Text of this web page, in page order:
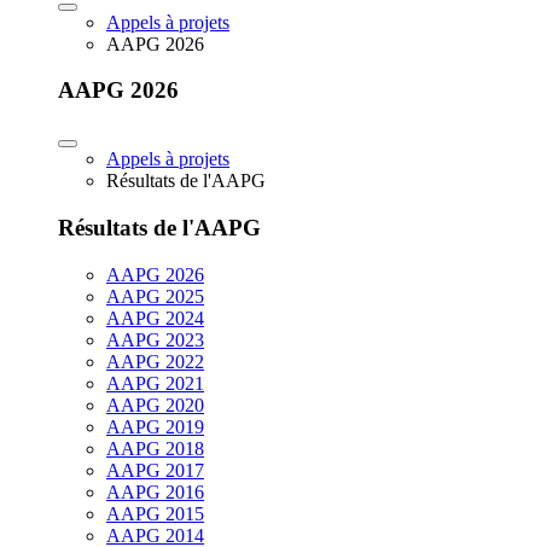
Appels à projets
AAPG 2026
AAPG 2026
Appels à projets
Résultats de l'AAPG
Résultats de l'AAPG
AAPG 2026
AAPG 2025
AAPG 2024
AAPG 2023
AAPG 2022
AAPG 2021
AAPG 2020
AAPG 2019
AAPG 2018
AAPG 2017
AAPG 2016
AAPG 2015
AAPG 2014